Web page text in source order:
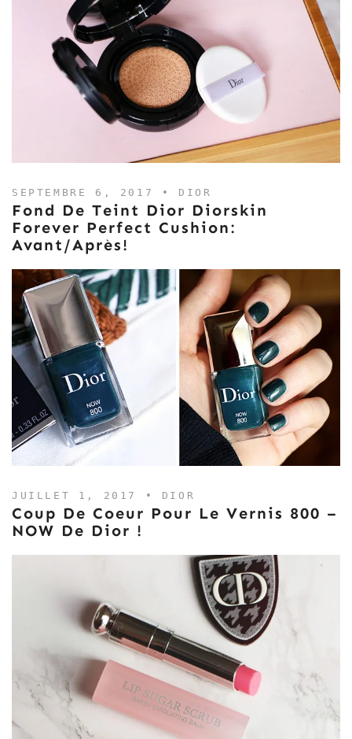
SEPTEMBRE 6, 2017 • DIOR
Fond De Teint Dior Diorskin
Forever Perfect Cushion:
Avant/après!
JUILLET 1, 2017 • DIOR
Coup De Coeur Pour Le Vernis 800 –
NOW De Dior !